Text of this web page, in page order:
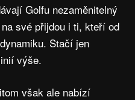
Golfu nezaměnitelný
své přijdou i ti, kteří od
Stačí jen
výše.
však ale nabízí